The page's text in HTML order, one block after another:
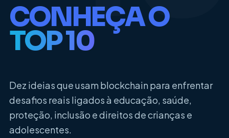
CONHEÇA O
TOP 10
Dez ideias que usam blockchain para enfrentar
desafios reais ligados à educação, saúde,
proteção, inclusão e direitos de crianças e
adolescentes.